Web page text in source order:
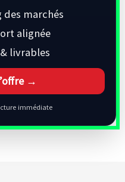
marchés
alignée
livrables
→
immédiate